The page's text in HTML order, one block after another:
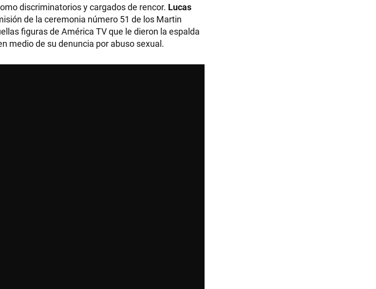
discriminatorios y cargados de rencor. Lucas
de la ceremonia número 51 de los Martin
figuras de América TV que le dieron la espalda
medio de su denuncia por abuso sexual.